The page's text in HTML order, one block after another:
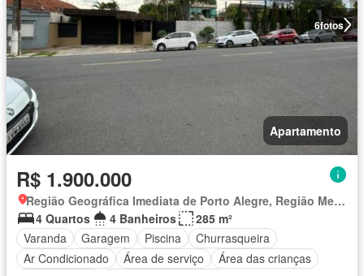
6fotos
Apartamento
R$ 1.900.000
Região Geográfica Imediata de Porto Alegre, Região Metropolitana de Porto Alegre
4 Quartos
4 Banheiros
285 m²
Varanda
Garagem Piscina
Churrasqueira
Ar Condicionado
Área de serviço
Área das crianças